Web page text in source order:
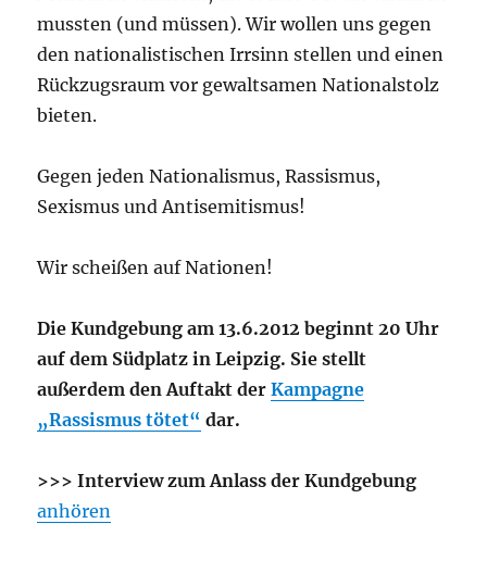
mussten (und müssen). Wir wollen uns gegen
den nationalistischen Irrsinn stellen und einen
Rückzugsraum vor gewaltsamen Nationalstolz
bieten.
Gegen jeden Nationalismus, Rassismus,
Sexismus und Antisemitismus!
Wir scheißen auf Nationen!
Die Kundgebung am 13.6.2012 beginnt 20 Uhr
auf dem Südplatz in Leipzig. Sie stellt
außerdem den Auftakt derKampagne
„Rassismus tötet“ dar.
>>> Interview zum Anlass der Kundgebung
anhören